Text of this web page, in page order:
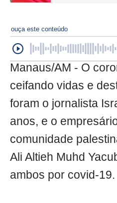
ouça este conteúdo
Manaus/AM - O
ceifando vidas e
foram o jornalista
anos, e o
comunidade
Ali Altieh Muhd
ambos por covid-19.